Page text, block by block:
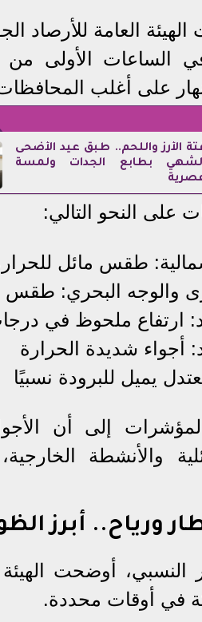
العامة للأرصاد
الساعات الأولى من
على أغلب
الأرز واللحم.. طبق عيد الأضحى
بطابع الجدات ولمسة
على النحو التالي:
طقس مائل
والوجه البحري: طقس
ارتفاع ملحوظ في
أجواء شديدة الحرارة
يميل للبرودة نسبيًا
إلى أن
والأنشطة
ورياح.. أبرز
النسبي، أوضحت
في أوقات محددة.